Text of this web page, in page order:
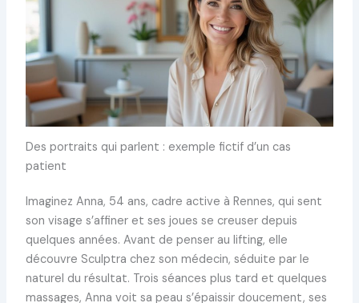
Des portraits qui parlent : exemple fictif d’un cas
patient
Imaginez Anna, 54 ans, cadre active à Rennes, qui sent
son visage s’affiner et ses joues se creuser depuis
quelques années. Avant de penser au lifting, elle
découvre Sculptra chez son médecin, séduite par le
naturel du résultat. Trois séances plus tard et quelques
massages, Anna voit sa peau s’épaissir doucement, ses